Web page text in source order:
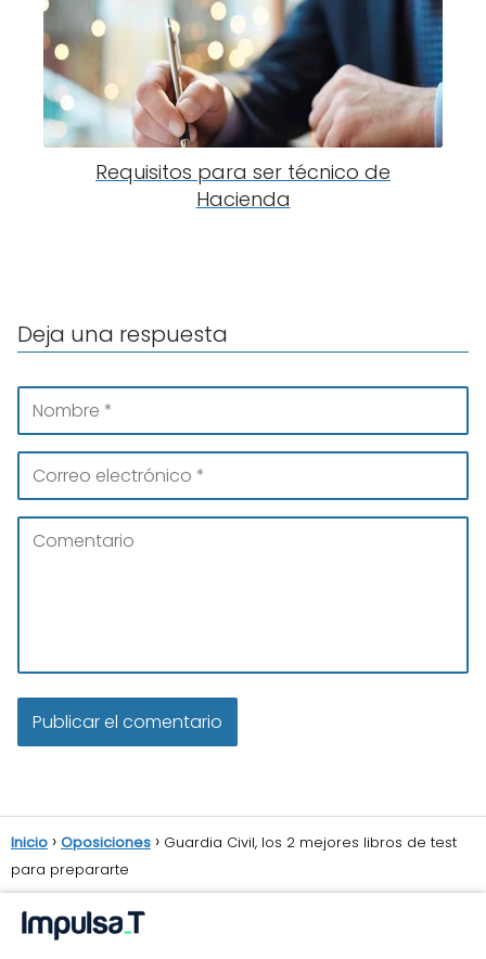
Requisitos para ser técnico de
Hacienda
Deja una respuesta
Inicio Oposiciones
Guardia Civil, los 2 mejores libros de test
para prepararte